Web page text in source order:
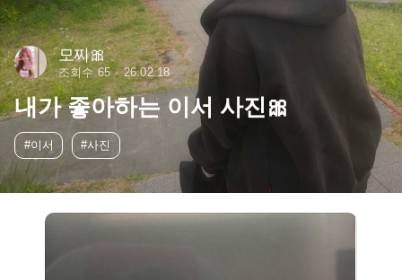
모찌🎀
조회수 65 26.02.18
내가 좋아하는 이서 사진🎀
#이서 #사진